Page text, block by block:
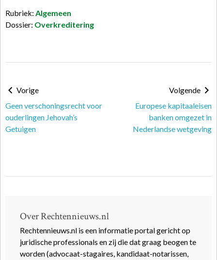
Rubriek: Algemeen
Dossier: Overkreditering
Vorige
Geen verschoningsrecht voor
ouderlingen Jehovah’s
Getuigen
Volgende
Europese kapitaaleisen
banken omgezet in
Nederlandse wetgeving
Over Rechtennieuws.nl
Rechtennieuws.nl is een informatie portal gericht op
juridische professionals en zij die dat graag beogen te
worden (advocaat-stagaires, kandidaat-notarissen,